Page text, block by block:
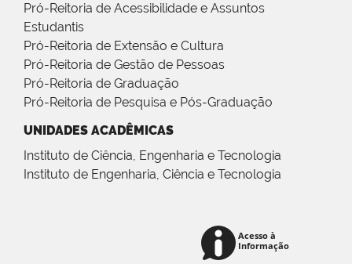
Pró-Reitoria de Acessibilidade e Assuntos
Estudantis
Pró-Reitoria de Extensão e Cultura
Pró-Reitoria de Gestão de Pessoas
Pró-Reitoria de Graduação
Pró-Reitoria de Pesquisa e Pós-Graduação
UNIDADES ACADÊMICAS
Instituto de Ciência, Engenharia e Tecnologia
Instituto de Engenharia, Ciência e Tecnologia